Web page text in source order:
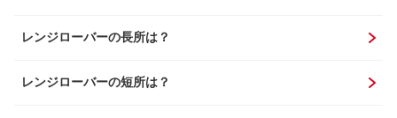
レンジローバーの長所は？
レンジローバーの短所は？